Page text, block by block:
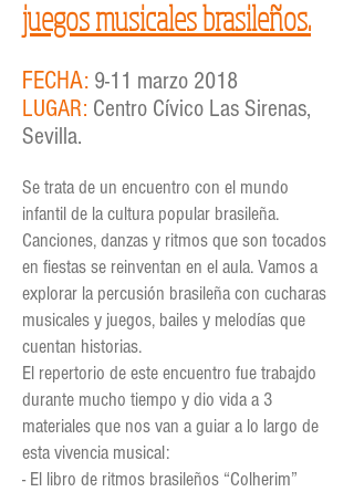
juegos musicales brasileños.
FECHA: 9-11 marzo 2018
LUGAR: Centro Cívico Las Sirenas,
Sevilla.
Se trata de un encuentro con el mundo
infantil de la cultura popular brasileña.
Canciones, danzas y ritmos que son tocados
en fiestas se reinventan en el aula. Vamos a
explorar la percusión brasileña con cucharas
musicales y juegos, bailes y melodías que
cuentan historias.
El repertorio de este encuentro fue trabajdo
durante mucho tiempo y dio vida a 3
materiales que nos van a guiar a lo largo de
esta vivencia musical:
- El libro de ritmos brasileños “Colherim”